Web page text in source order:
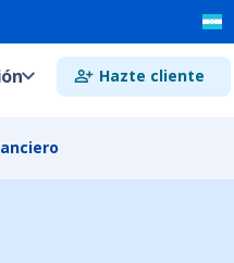
Hazte cliente